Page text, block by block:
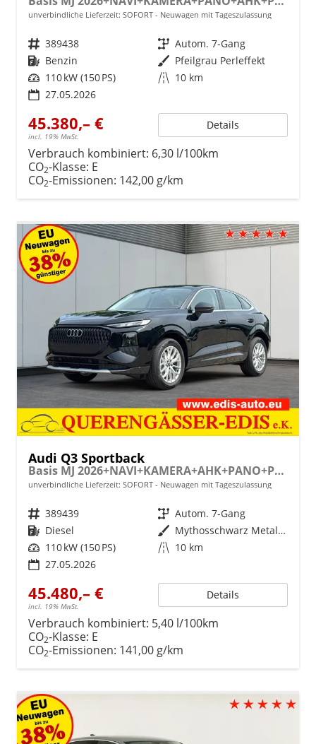
unverbindliche Lieferzeit: SOFORT Neuwagen mit Tageszulassung
Fahrzeugnr. 389438 Getriebe Autom. 7-Gang
Kraftstoff Benzin Außenfarbe Pfeilgrau Perleffekt
Leistung 110 kW (150 PS) Kilometerstand 10 km
27.05.2026
45.380,– €
incl. 19% MwSt.
Details
Verbrauch kombiniert: 6,30 l/100km
CO2-Klasse: E
CO2-Emissionen: 142,00 g/km
Audi Q3 Sportback
Basis MJ 2026+NAVI+KAMERA+AHK+PANO+PDC+EL. HECKKL.+LED+18 LM
unverbindliche Lieferzeit: SOFORT Neuwagen mit Tageszulassung
Fahrzeugnr. 389439 Getriebe Autom. 7-Gang
Kraftstoff Diesel Außenfarbe
Mythosschwarz Metallic
Leistung 110 kW (150 PS) Kilometerstand 10 km
27.05.2026
45.480,– €
incl. 19% MwSt.
Details
Verbrauch kombiniert: 5,40 l/100km
CO2-Klasse: E
CO2-Emissionen: 141,00 g/km